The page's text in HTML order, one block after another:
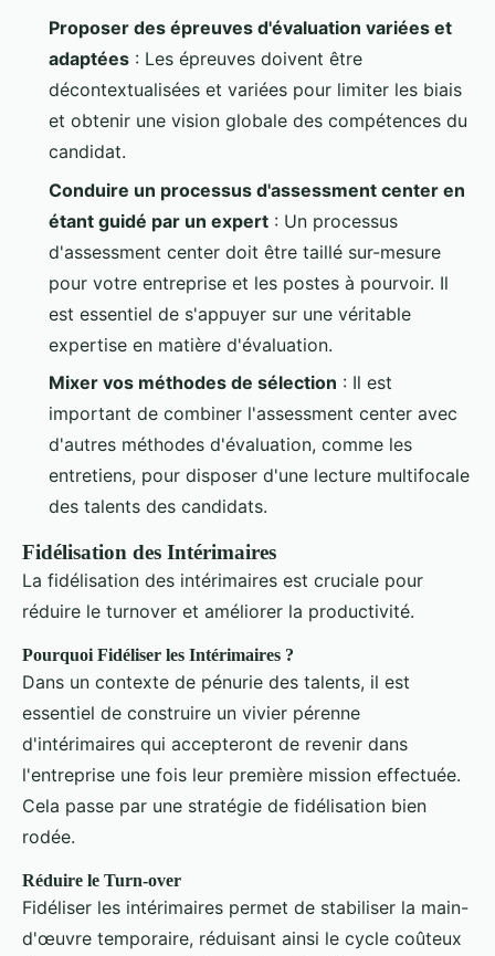
Proposer des épreuves d'évaluation variées et
adaptées : Les épreuves doivent être
décontextualisées et variées pour limiter les biais
et obtenir une vision globale des compétences du
candidat.
Conduire un processus d'assessment center en
étant guidé par un expert : Un processus
d'assessment center doit être taillé sur-mesure
pour votre entreprise et les postes à pourvoir. Il
est essentiel de s'appuyer sur une véritable
expertise en matière d'évaluation.
Mixer vos méthodes de sélection : Il est
important de combiner l'assessment center avec
d'autres méthodes d'évaluation, comme les
entretiens, pour disposer d'une lecture multifocale
des talents des candidats.
Fidélisation des Intérimaires
La fidélisation des intérimaires est cruciale pour
réduire le turnover et améliorer la productivité.
Pourquoi Fidéliser les Intérimaires ?
Dans un contexte de pénurie des talents, il est
essentiel de construire un vivier pérenne
d'intérimaires qui accepteront de revenir dans
l'entreprise une fois leur première mission effectuée.
Cela passe par une stratégie de fidélisation bien
rodée.
Réduire le Turn-over
Fidéliser les intérimaires permet de stabiliser la main-
d'œuvre temporaire, réduisant ainsi le cycle coûteux